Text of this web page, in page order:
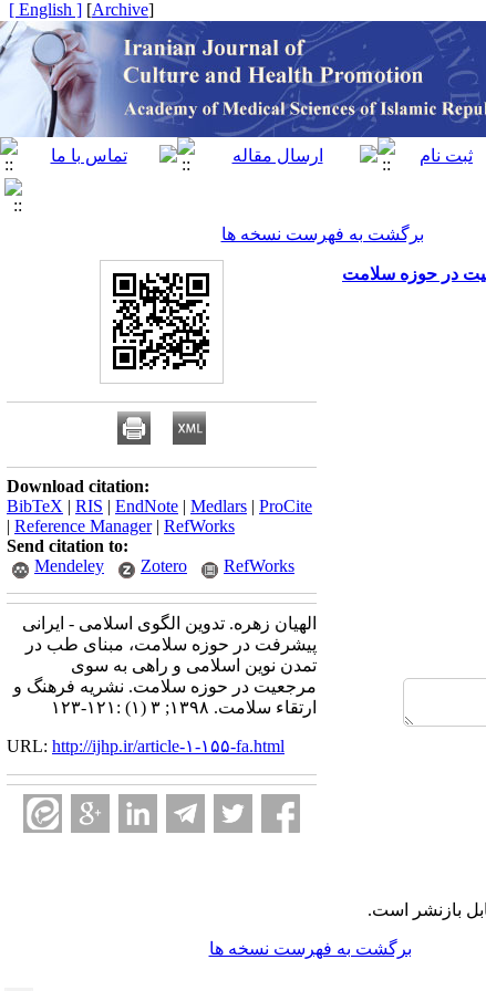
[
Archive
]
[ English ]
برگشت به فهرست نسخه ها
در حوزه سلامت
Download citation:
BibTeX | RIS | EndNote | Medlars | ProCite
| Reference Manager| RefWorks
Send citation to:
Mendeley
Zotero RefWorks
الهیان زهره. تدوین الگوی اسلامی ‌- ایرانی
پیشرفت در حوزه سلامت، مبنای طب در
تمدن نوین اسلامی‌ و راهی به سوی
مرجعیت در حوزه سلامت. نشريه فرهنگ و
ارتقاء سلامت. ۱۳۹۸; ۳ (۱) :۱۲۱-۱۲۳
URL: http://ijhp.ir/article-۱-۱۵۵-fa.html
بازنشر است.
برگشت به فهرست نسخه ها